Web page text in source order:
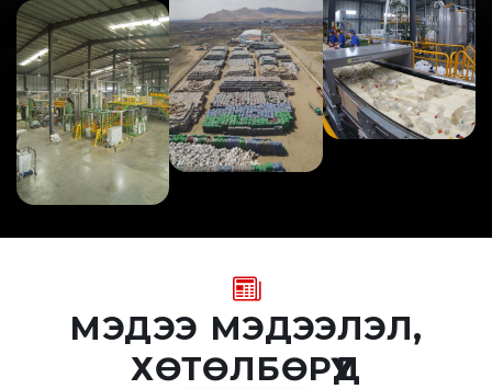
МЭДЭЭ МЭДЭЭЛЭЛ,
ХӨТӨЛБӨРҮҮД